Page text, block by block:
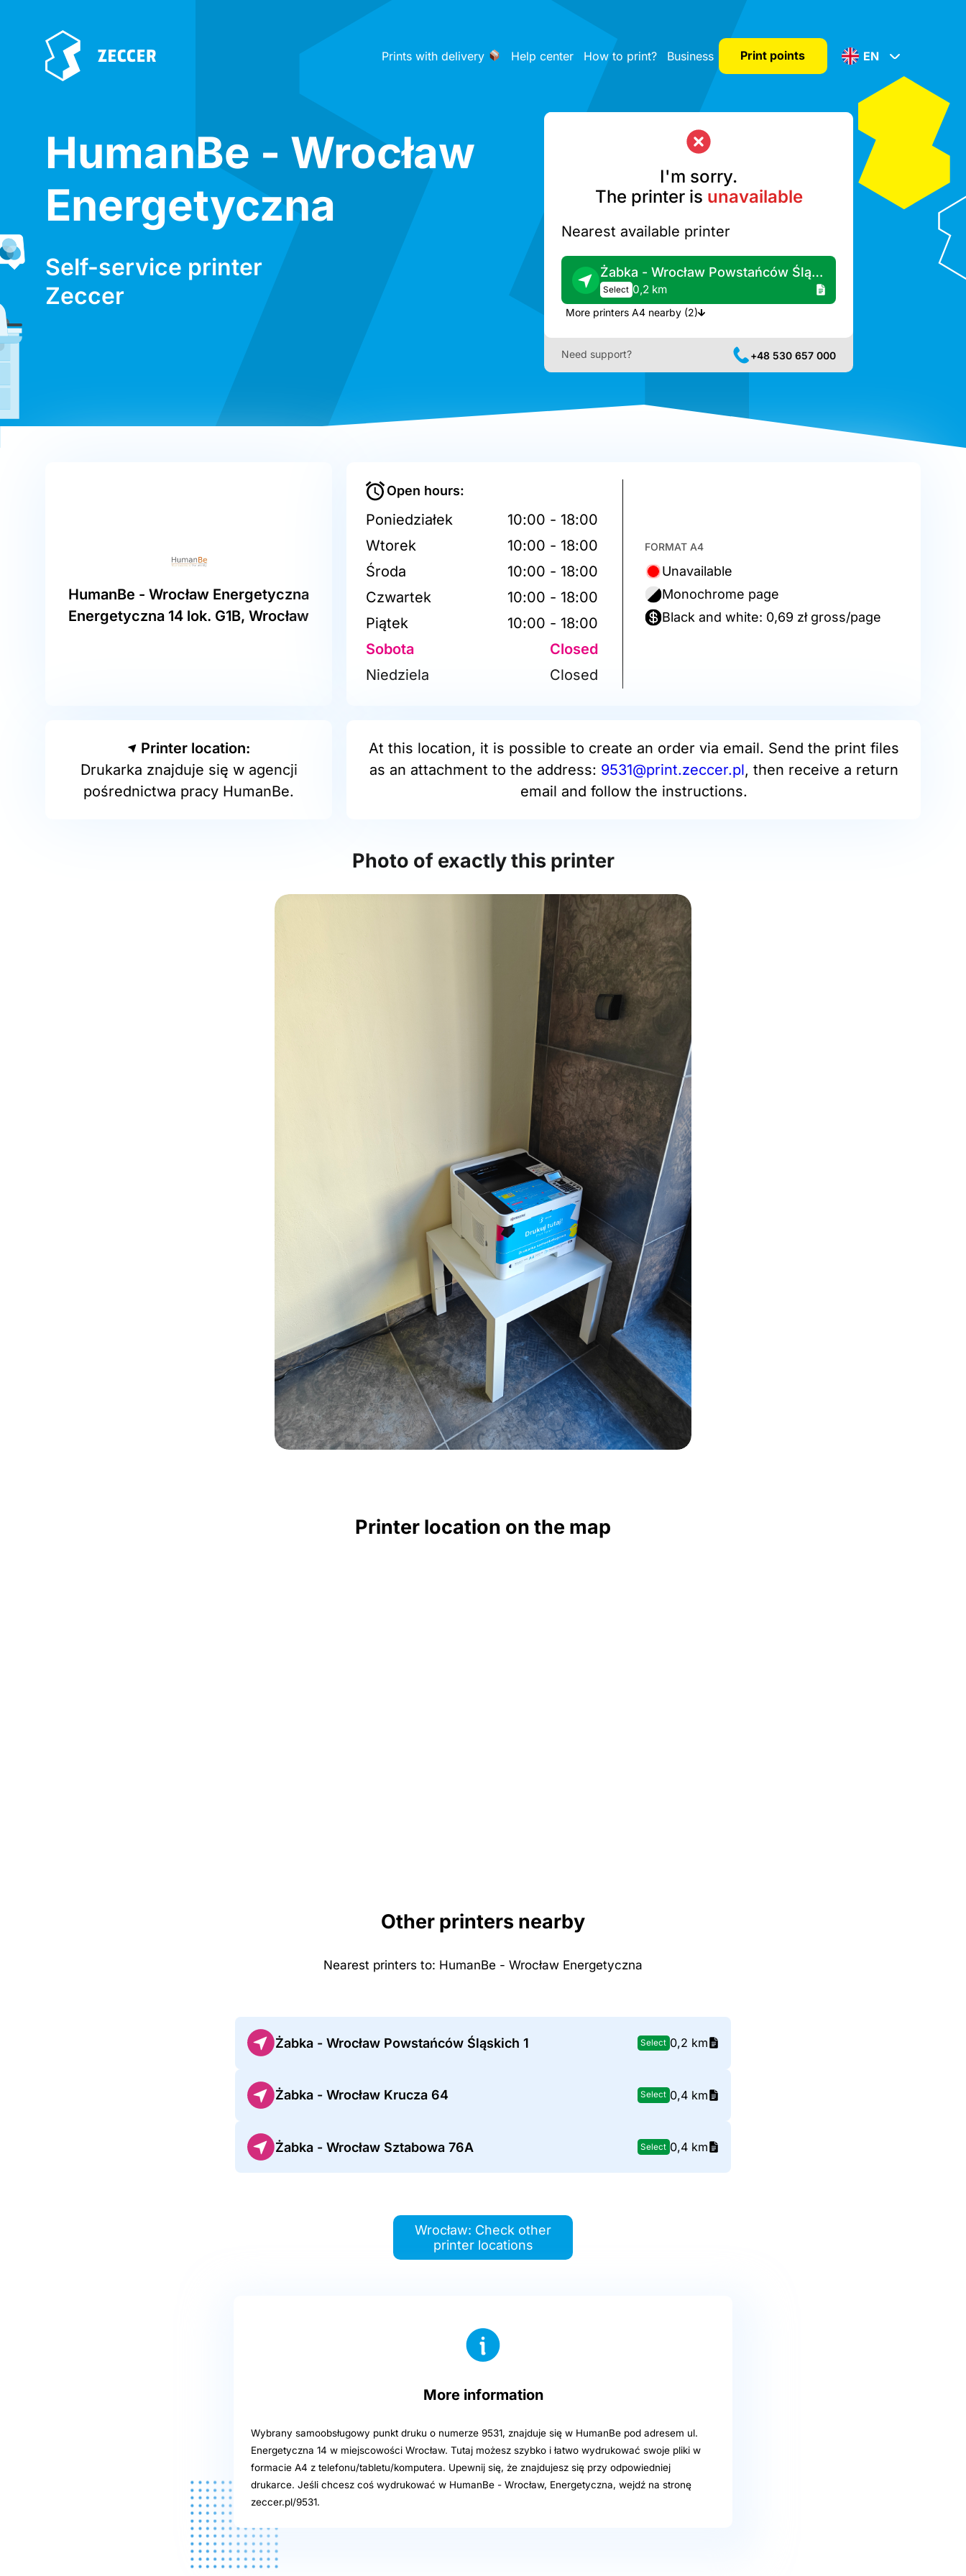
Prints with delivery Help center How to print? Business Print points EN
HumanBe - Wrocław
Energetyczna
Self-service printer
Zeccer
I'm sorry.
The printer is unavailable
Nearest available printer
Żabka - Wrocław Powstańców Śląskich 1
Select 0,2 km
More printers A4 nearby (2)
Need support? +48 530 657 000
HumanBe - Wrocław Energetyczna
Energetyczna 14 lok. G1B, Wrocław
Open hours:
Poniedziałek
10:00 - 18:00
Wtorek
10:00 - 18:00
Środa
10:00 - 18:00
Czwartek
10:00 - 18:00
Piątek
10:00 - 18:00
Sobota
Closed
Niedziela
Closed
FORMAT A4
Unavailable
Monochrome page
Black and white: 0,69 zł gross/page
Printer location:
Drukarka znajduje się w agencji
pośrednictwa pracy HumanBe.
At this location, it is possible to create an order via email. Send the print files
as an attachment to the address: 9531@print.zeccer.pl, then receive a return
email and follow the instructions.
Photo of exactly this printer
Printer location on the map
Other printers nearby
Nearest printers to: HumanBe - Wrocław Energetyczna
Żabka - Wrocław Powstańców Śląskich 1 Select 0,2 km
Żabka - Wrocław Krucza 64 Select 0,4 km
Żabka - Wrocław Sztabowa 76A Select 0,4 km
Wrocław: Check other
printer locations
More information
Wybrany samoobsługowy punkt druku o numerze 9531, znajduje się w HumanBe pod adresem ul.
Energetyczna 14 w miejscowości Wrocław. Tutaj możesz szybko i łatwo wydrukować swoje pliki w
formacie A4 z telefonu/tabletu/komputera. Upewnij się, że znajdujesz się przy odpowiedniej
drukarce. Jeśli chcesz coś wydrukować w HumanBe - Wrocław, Energetyczna, wejdź na stronę
zeccer.pl/9531.